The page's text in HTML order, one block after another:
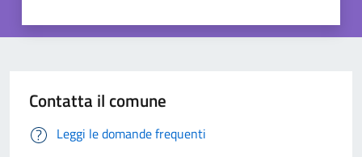
Contatta il comune
Leggi le domande frequenti